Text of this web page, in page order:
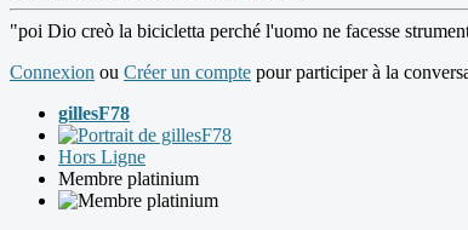
"poi Dio creò la bicicletta perché l'uomo ne facesse
Connexion ou Créer un compte pour participer à la
gillesF78
Hors Ligne
Membre platinium